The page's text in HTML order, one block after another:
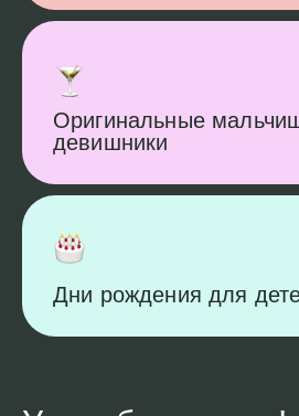
Оригинальные
девишники
Дни рождения для